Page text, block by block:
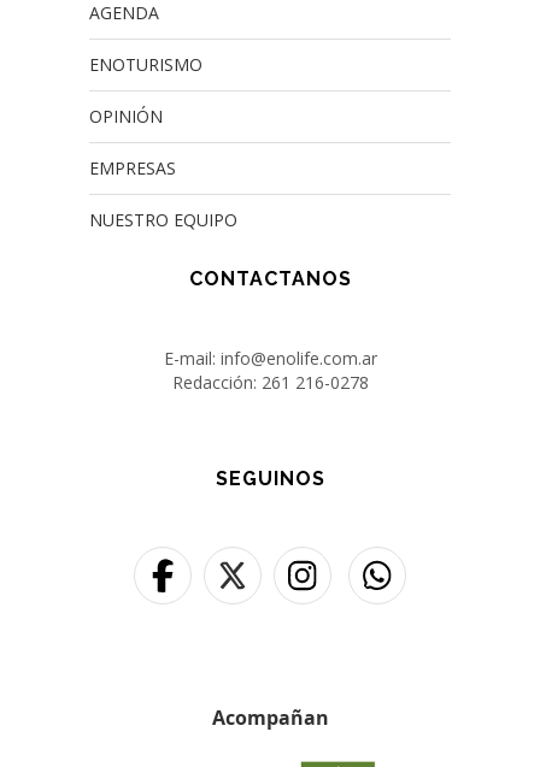
AGENDA
ENOTURISMO
OPINIÓN
EMPRESAS
NUESTRO EQUIPO
CONTACTANOS
E-mail: info@enolife.com.ar
Redacción: 261 216-0278
SEGUINOS
Acompañan